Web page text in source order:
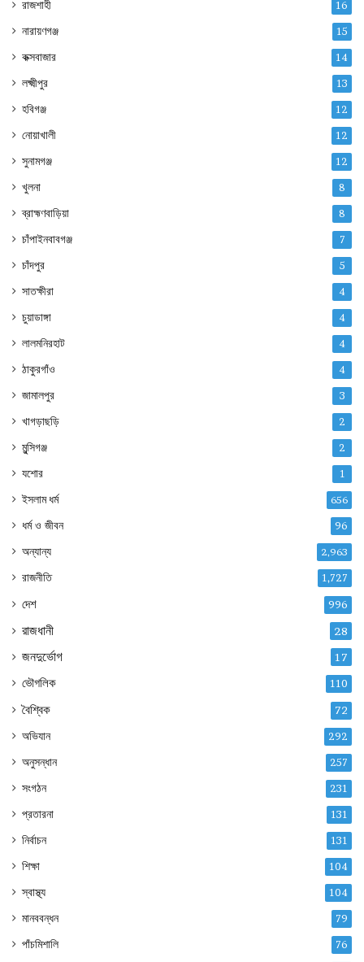
রাজশাহী 16
নারায়ণগঞ্জ 15
কক্সবাজার 14
লক্ষ্মীপুর 13
হবিগঞ্জ 12
নোয়াখালী 12
সুনামগঞ্জ 12
খুলনা 8
ব্রাহ্মণবাড়িয়া 8
চাঁপাইনবাবগঞ্জ 7
চাঁদপুর 5
সাতক্ষীরা 4
চুয়াডাঙ্গা 4
লালমনিরহাট 4
ঠাকুরগাঁও 4
জামালপুর 3
খাগড়াছড়ি 2
মুন্সিগঞ্জ 2
যশোর 1
ইসলাম ধর্ম 656
ধর্ম ও জীবন 96
অন্যান্য 2,963
রাজনীতি 1,727
দেশ 996
রাজধানী 28
জনদুর্ভোগ 17
ভৌগলিক 110
বৈশ্বিক 72
অভিযান 292
অনুসন্ধান 257
সংগঠন 231
প্রতারনা 131
নির্বাচন 131
শিক্ষা 104
স্বাস্থ্য 104
মানববন্ধন 79
পাঁচমিশালি 76